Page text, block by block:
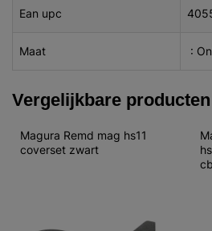
Ean upc
Maat :
Vergelijkbare producten
Magura Remd mag hs11
coverset zwart